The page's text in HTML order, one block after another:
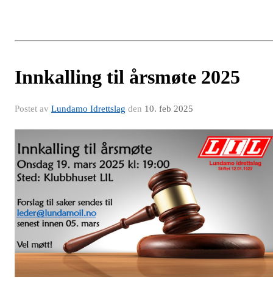
Innkalling til årsmøte 2025
Postet av Lundamo Idrettslag den 10. feb 2025